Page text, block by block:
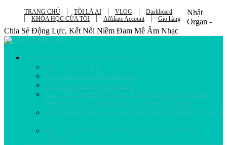
TRANG CHỦ TÔI LÀ AI VLOG
Dashboard
KHÓA HỌC CỦA TÔI
Affiliate Account Giỏ hàng
Nhật
Organ -
Chia Sẻ Động Lực, Kết Nối Niềm Đam Mê Âm Nhạc
CÁC KHÓA HỌC NHẬT ORGAN
HỌC NHẠC LÝ
CÁC KHÓA HỌC ORGAN
CÁC KHÓA HỌC PIANO
CÁC KHÓA HỌC HÒA ÂM PHỐI KHÍ / MUSIC
PRODUCER – MIXING VÀ MASTERING
HỌC KÈM ORGAN, PIANO, MUSICPRODUCER
1-1
HỌC TẠI TRUNG TÂM NHẬT ORGAN ĐÀ
NẴNG